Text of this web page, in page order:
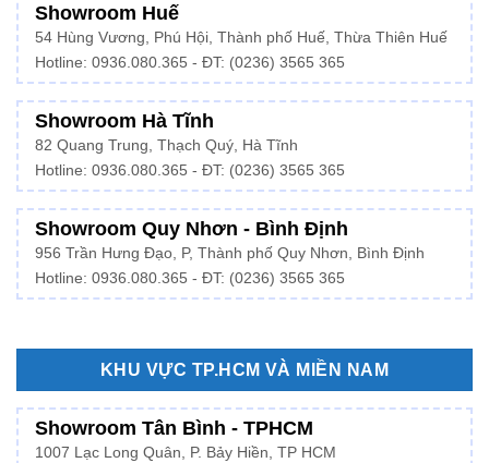
Showroom Huế
54 Hùng Vương, Phú Hội, Thành phố Huế, Thừa Thiên Huế
Hotline: 0936.080.365 - ĐT: (0236) 3565 365
Showroom Hà Tĩnh
82 Quang Trung, Thạch Quý, Hà Tĩnh
Hotline: 0936.080.365 - ĐT: (0236) 3565 365
Showroom Quy Nhơn - Bình Định
956 Trần Hưng Đạo, P, Thành phố Quy Nhơn, Bình Định
Hotline: 0936.080.365 - ĐT: (0236) 3565 365
KHU VỰC TP.HCM VÀ MIỀN NAM
Showroom Tân Bình - TPHCM
1007 Lạc Long Quân, P. Bảy Hiền, TP HCM